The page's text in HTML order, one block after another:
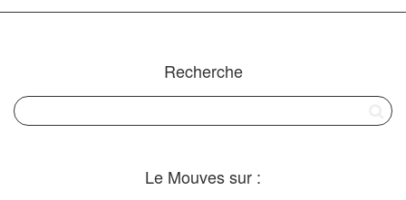
Recherche
Le Mouves sur :